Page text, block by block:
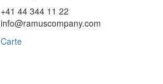
+41 44 344 11 22
info@ramuscompany.com
Carte